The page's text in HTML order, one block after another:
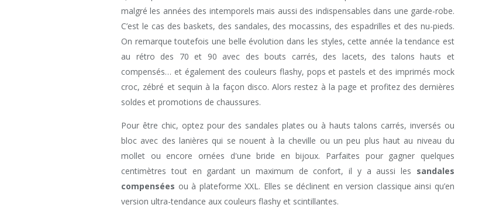
malgré les années des intemporels mais aussi des indispensables dans une garde-robe.
C’est le cas des baskets, des sandales, des mocassins, des espadrilles et des nu-pieds.
On remarque toutefois une belle évolution dans les styles, cette année la tendance est
au rétro des 70 et 90 avec des bouts carrés, des lacets, des talons hauts et
compensés… et également des couleurs flashy, pops et pastels et des imprimés mock
croc, zébré et sequin à la façon disco. Alors restez à la page et profitez des dernières
soldes et promotions de chaussures.
Pour être chic, optez pour des sandales plates ou à hauts talons carrés, inversés ou
bloc avec des lanières qui se nouent à la cheville ou un peu plus haut au niveau du
mollet ou encore ornées d'une bride en bijoux. Parfaites pour gagner quelques
centimètres tout en gardant un maximum de confort, il y a aussi les sandales
compensées ou à plateforme XXL. Elles se déclinent en version classique ainsi qu’en
version ultra-tendance aux couleurs flashy et scintillantes.